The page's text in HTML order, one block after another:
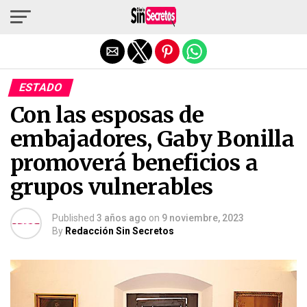
ESTADO
Con las esposas de
embajadores, Gaby Bonilla
promoverá beneficios a
grupos vulnerables
Published 3 años ago on 9 noviembre, 2023
By Redacción Sin Secretos
Salir de la versión móvil